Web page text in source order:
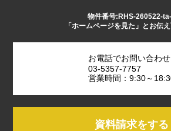
物件番号:RHS-260522-
「ホームページを見た」とお伝え
お電話でお問い合わせ
03-5357-7757
営業時間：9:30～
資料請求をする